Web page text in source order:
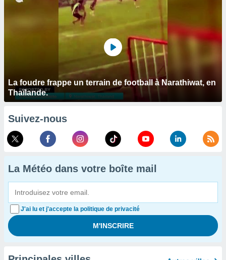
La foudre frappe un terrain de football à Narathiwat, en
Thaïlande.
Suivez-nous
La Météo dans votre boîte mail
J'ai lu et j'accepte la politique de privacité